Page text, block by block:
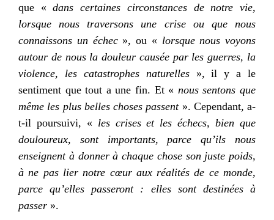
que «dans certaines circonstances de notre vie,
lorsque nous traversons une crise ou que nous
connaissons un échec », ou « lorsque nous voyons
autour de nous la douleur causée par les guerres, la
violence, les catastrophes naturelles », il y a le
sentiment que tout a une fin. Et « nous sentons que
même les plus belles choses passent ». Cependant, a-
t-il poursuivi, « les crises et les échecs, bien que
douloureux, sont importants, parce qu’ils nous
enseignent à donner à chaque chose son juste poids,
à ne pas lier notre cœur aux réalités de ce monde,
parce qu’elles passeront : elles sont destinées à
passer ».